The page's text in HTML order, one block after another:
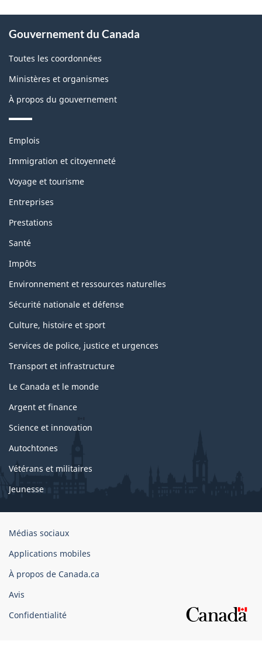
propos
de
ce
Gouvernement du Canada
Toutes les coordonnées
Ministères et organismes
À propos du gouvernement
Thèmes
sujets
Emplois
Immigration et citoyenneté
Voyage et tourisme
Entreprises
Prestations
Santé
Impôts
Environnement et ressources naturelles
Sécurité nationale et défense
Culture, histoire et sport
Services de police, justice et urgences
Transport et infrastructure
Le Canada et le monde
Argent et finance
Science et innovation
Autochtones
Vétérans et militaires
Jeunesse
Organisation
gouvernement
du
Canada
Médias sociaux
Applications mobiles
À propos de Canada.ca
Avis
Confidentialité